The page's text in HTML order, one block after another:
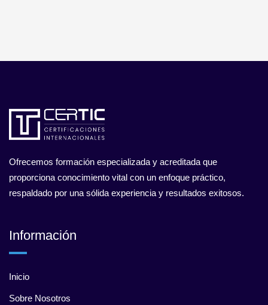
Ofrecemos formación especializada y acreditada que
proporciona conocimiento vital con un enfoque práctico,
respaldado por una sólida experiencia y resultados exitosos.
Información
Inicio
Sobre Nosotros